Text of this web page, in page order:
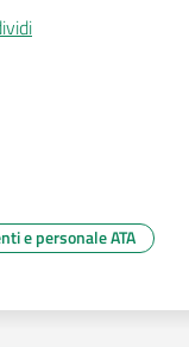
e personale ATA